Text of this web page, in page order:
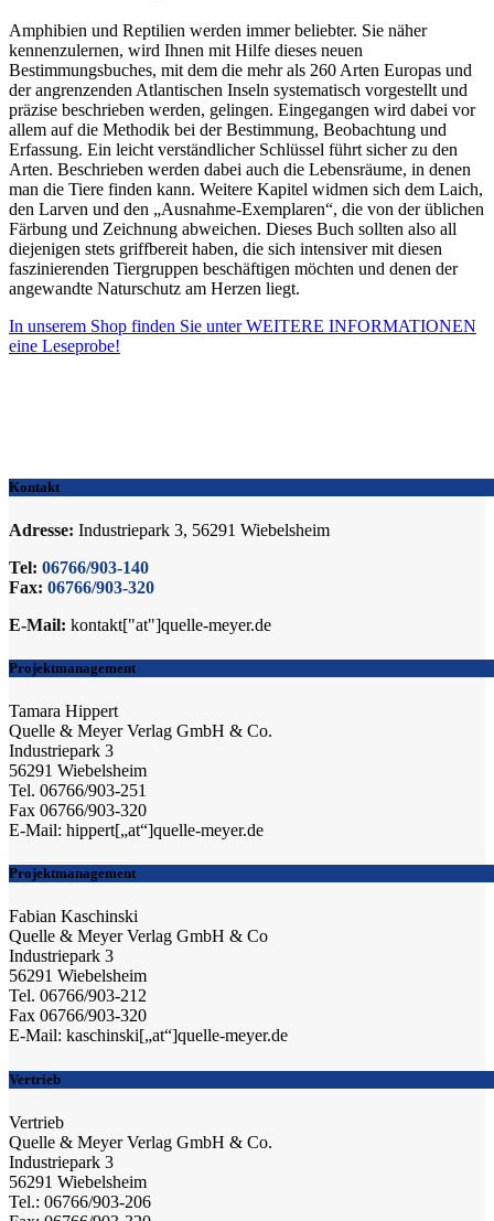
Amphibien und Reptilien werden immer beliebter. Sie näher
kennenzulernen, wird Ihnen mit Hilfe dieses neuen
Bestimmungsbuches, mit dem die mehr als 260 Arten Europas und
der angrenzenden Atlantischen Inseln systematisch vorgestellt und
präzise beschrieben werden, gelingen. Eingegangen wird dabei vor
allem auf die Methodik bei der Bestimmung, Beobachtung und
Erfassung. Ein leicht verständlicher Schlüssel führt sicher zu den
Arten. Beschrieben werden dabei auch die Lebensräume, in denen
man die Tiere finden kann. Weitere Kapitel widmen sich dem Laich,
den Larven und den „Ausnahme-Exemplaren“, die von der üblichen
Färbung und Zeichnung abweichen. Dieses Buch sollten also all
diejenigen stets griffbereit haben, die sich intensiver mit diesen
faszinierenden Tiergruppen beschäftigen möchten und denen der
angewandte Naturschutz am Herzen liegt.
In unserem Shop finden Sie unter WEITERE INFORMATIONEN
eine Leseprobe!
Kontakt
Adresse: Industriepark 3, 56291 Wiebelsheim
Tel: 06766/903-140
Fax: 06766/903-320
E-Mail: kontakt["at"]quelle-meyer.de
Projektmanagement
Tamara Hippert
Quelle & Meyer Verlag GmbH & Co.
Industriepark 3
56291 Wiebelsheim
Tel. 06766/903-251
Fax 06766/903-320
E-Mail: hippert[„at“]quelle-meyer.de
Projektmanagement
Fabian Kaschinski
Quelle & Meyer Verlag GmbH & Co
Industriepark 3
56291 Wiebelsheim
Tel. 06766/903-212
Fax 06766/903-320
E-Mail: kaschinski[„at“]quelle-meyer.de
Vertrieb
Vertrieb
Quelle & Meyer Verlag GmbH & Co.
Industriepark 3
56291 Wiebelsheim
Tel.: 06766/903-206